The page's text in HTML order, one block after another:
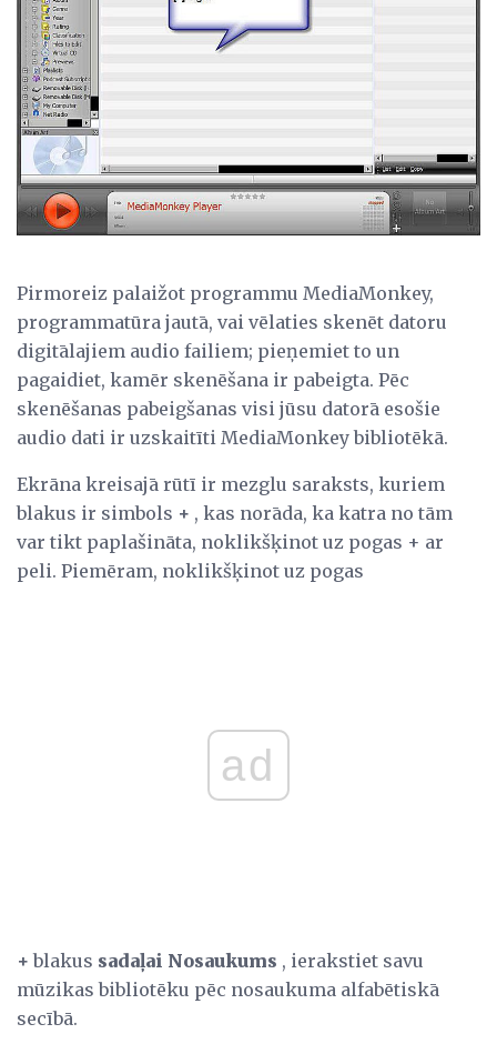
Pirmoreiz palaižot programmu MediaMonkey,
programmatūra jautā, vai vēlaties skenēt datoru
digitālajiem audio failiem; pieņemiet to un
pagaidiet, kamēr skenēšana ir pabeigta. Pēc
skenēšanas pabeigšanas visi jūsu datorā esošie
audio dati ir uzskaitīti MediaMonkey bibliotēkā.
Ekrāna kreisajā rūtī ir mezglu saraksts, kuriem
blakus ir simbols + , kas norāda, ka katra no tām
var tikt paplašināta, noklikšķinot uz pogas + ar
peli. Piemēram, noklikšķinot uz pogas
ad
+ blakus sadaļai Nosaukums , ierakstiet savu
mūzikas bibliotēku pēc nosaukuma alfabētiskā
secībā.